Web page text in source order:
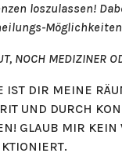
loszulassen!
NOCH MEDIZINER
IST DIR MEINE
UND DURCH
GLAUB MIR